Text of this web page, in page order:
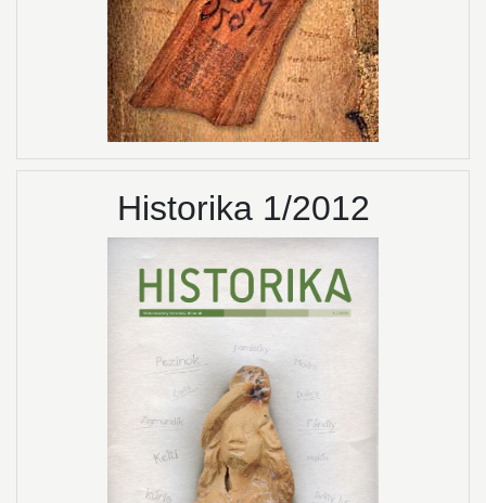
Historika 1/2012